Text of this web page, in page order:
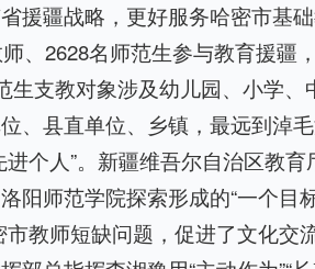
援疆战略，更好服务哈密市基
、2628名师范生参与教育援疆
支教对象涉及幼儿园、小学、
、县直单位、乡镇，最远到淖
个人”。新疆维吾尔自治区教育
阳师范学院探索形成的“一个目
教师短缺问题，促进了文化交